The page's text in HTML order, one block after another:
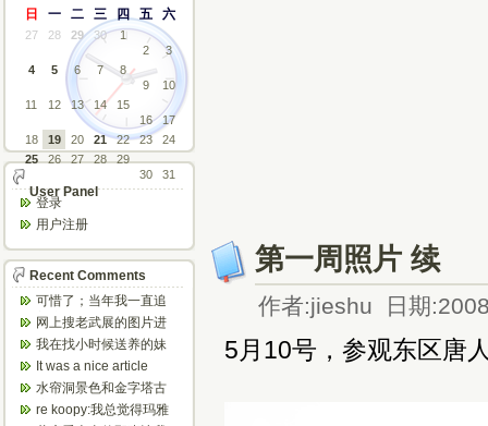
第一周照片 续
作者:jieshu 日期
5月10号，参观东区唐
日
一 二 三 四 五 六
27 28 29 30
1
2
3
4
5 6 7
8
9
10
11
12 13 14
15
16
17
18
19 20 21 22 23
24
25
26 27 28
29
30
31
User Panel
登录
用户注册
Recent Comments
可惜了；当年我一直追
着这个，看博主夫妇一
步步在多伦...
网上搜老武展的图片进
来了，一晃是你十年前
的帖子，时...
我在找小时候送养的妹
妹，有人QQ找我说找到
了匹配的...
It was a nice article
and...
水帘洞景色和金字塔古
迹都不错。
re koopy:我总觉得玛雅